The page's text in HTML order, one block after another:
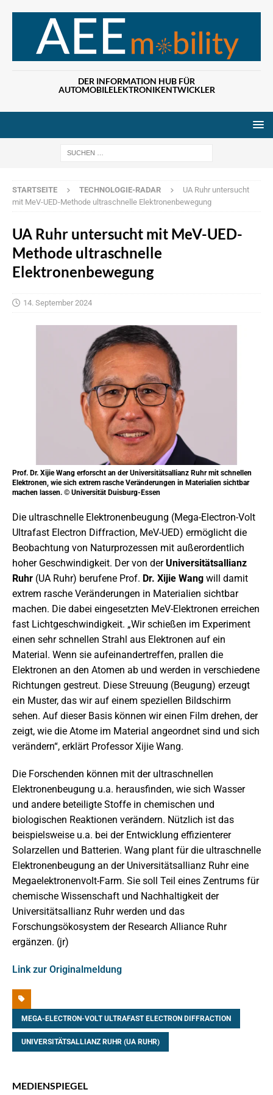
DER INFORMATION HUB FÜR
AUTOMOBILELEKTRONIKENTWICKLER
STARTSEITE TECHNOLOGIE-RADAR
UA Ruhr untersucht
mit MeV-UED-Methode ultraschnelle Elektronenbewegung
UA Ruhr untersucht mit MeV-UED-
Methode ultraschnelle
Elektronenbewegung
14. September 2024
Prof. Dr. Xijie Wang erforscht an der Universitätsallianz Ruhr mit schnellen
Elektronen, wie sich extrem rasche Veränderungen in Materialien sichtbar
machen lassen. © Universität Duisburg-Essen
Die ultraschnelle Elektronenbeugung (Mega-Electron-Volt
Ultrafast Electron Diffraction, MeV-UED) ermöglicht die
Beobachtung von Naturprozessen mit außerordentlich
hoher Geschwindigkeit. Der von derUniversitätsallianz
Ruhr (UA Ruhr) berufene Prof. Dr. Xijie Wang will damit
extrem rasche Veränderungen in Materialien sichtbar
machen. Die dabei eingesetzten MeV-Elektronen erreichen
fast Lichtgeschwindigkeit. „Wir schießen im Experiment
einen sehr schnellen Strahl aus Elektronen auf ein
Material. Wenn sie aufeinandertreffen, prallen die
Elektronen an den Atomen ab und werden in verschiedene
Richtungen gestreut. Diese Streuung (Beugung) erzeugt
ein Muster, das wir auf einem speziellen Bildschirm
sehen. Auf dieser Basis können wir einen Film drehen, der
zeigt, wie die Atome im Material angeordnet sind und sich
verändern“, erklärt Professor Xijie Wang.
Die Forschenden können mit der ultraschnellen
Elektronenbeugung u.a. herausfinden, wie sich Wasser
und andere beteiligte Stoffe in chemischen und
biologischen Reaktionen verändern. Nützlich ist das
beispielsweise u.a. bei der Entwicklung effizienterer
Solarzellen und Batterien. Wang plant für die ultraschnelle
Elektronenbeugung an der Universitätsallianz Ruhr eine
Megaelektronenvolt-Farm. Sie soll Teil eines Zentrums für
chemische Wissenschaft und Nachhaltigkeit der
Universitätsallianz Ruhr werden und das
Forschungsökosystem der Research Alliance Ruhr
ergänzen. (jr)
Link zur Originalmeldung
MEGA-ELECTRON-VOLT ULTRAFAST ELECTRON DIFFRACTION
UNIVERSITÄTSALLIANZ RUHR (UA RUHR)
MEDIENSPIEGEL